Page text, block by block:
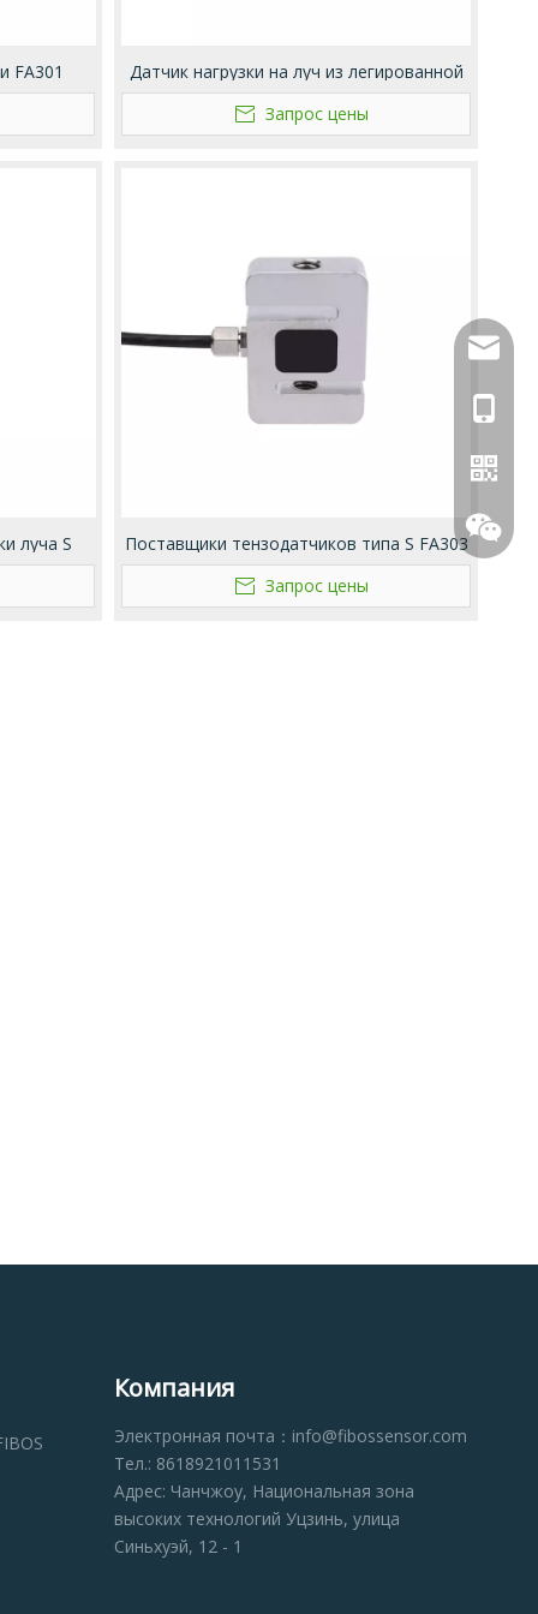
FA301
Датчик нагрузки на луч из легированной
стали FA307
Запрос цены
луча S
Поставщики тензодатчиков типа S FA303
Запрос цены
Компания
Электронная почта：info@fibossensor.com
Тел.: 8618921011531
Адрес: Чанчжоу, Национальная зона
высоких технологий Уцзинь, улица
Синьхуэй, 12 - 1